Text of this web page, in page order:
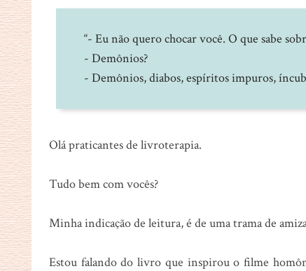
“- Eu não quero chocar você. O que sabe
- Demônios?
- Demônios, diabos, espíritos impuros,
Olá praticantes de livroterapia.
Tudo bem com vocês?
Minha indicação de leitura, é de uma trama de
Estou falando do livro que inspirou o filme